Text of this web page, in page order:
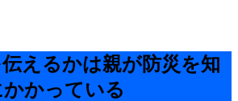
えるかは親が防災を知
かっている